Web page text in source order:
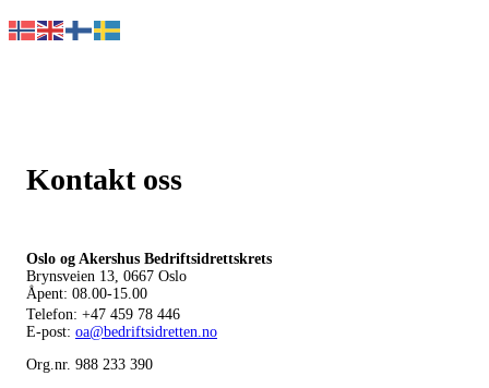
Kontakt oss
Oslo og Akershus Bedriftsidrettskrets
Brynsveien 13, 0667 Oslo
Åpent: 08.00-15.00
Telefon: +47 459 78 446
E-post: oa@bedriftsidretten.no
Org.nr. 988 233 390